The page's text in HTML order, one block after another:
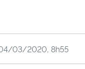
03/2020, 8h55